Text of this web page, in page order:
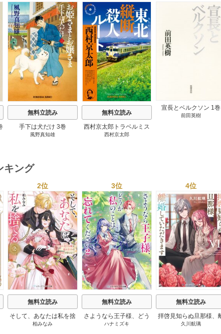
無料立読み
手下は犬だけ 3巻
風野真知雄
無料立読み
西村京太郎トラベルミス
テリー・セレクション 2
西村京太郎
宣長とベルクソン 1巻
前田英樹
キング
2位
無料立読み
そして、あなたは私を捨
てる
柏みなみ
3位
無料立読み
さようなら王子様、どう
か私のことは忘れてくだ
ハナミズキ
4位
無料立読み
拝啓見知らぬ旦那様、
婚していただきます
久川航璃